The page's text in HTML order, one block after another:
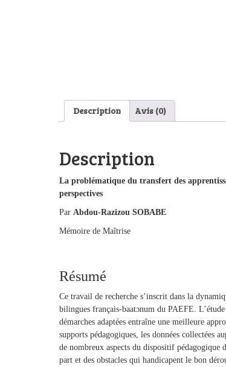
Description Avis (0)
Description
La problématique du transfert des
perspectives
Par Abdou-Razizou SOBABE
Mémoire de Maîtrise
Résumé
Ce travail de recherche s’inscrit dans la
bilingues français-baatɔnum du PAEFE.
démarches adaptées entraîne une meilleure
supports pédagogiques, les données collectées
de nombreux aspects du dispositif pédagogique
part et des obstacles qui handicapent le bon